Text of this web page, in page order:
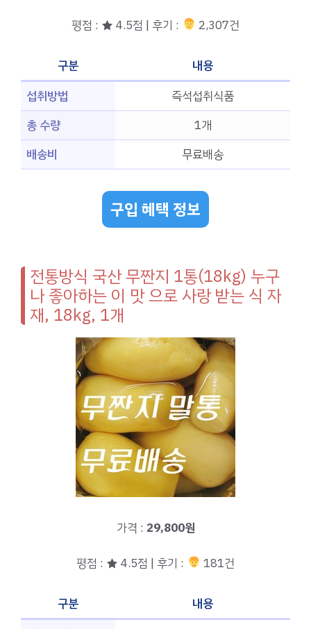
평점 : ★ 4.5점 | 후기 : ‍‍ 2,307건
구분
내용
섭취방법
즉석섭취식품
총 수량
1개
배송비
무료배송
구입 혜택 정보
전통방식 국산 무짠지 1통(18kg) 누구
나 좋아하는 이 맛 으로 사랑 받는 식 자
재, 18kg, 1개
가격 : 29,800원
평점 : ★ 4.5점 | 후기 : 181건
구분
내용